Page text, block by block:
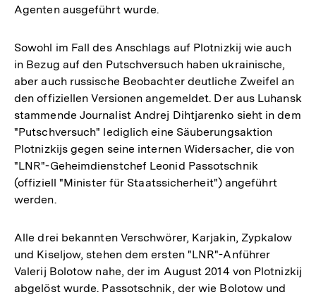
Agenten ausgeführt wurde.
Sowohl im Fall des Anschlags auf Plotnizkij wie auch
in Bezug auf den Putschversuch haben ukrainische,
aber auch russische Beobachter deutliche Zweifel an
den offiziellen Versionen angemeldet. Der aus Luhansk
stammende Journalist Andrej Dihtjarenko sieht in dem
"Putschversuch" lediglich eine Säuberungsaktion
Plotnizkijs gegen seine internen Widersacher, die von
"LNR"-Geheimdienstchef Leonid Passotschnik
(offiziell "Minister für Staatssicherheit") angeführt
werden.
Alle drei bekannten Verschwörer, Karjakin, Zypkalow
und Kiseljow, stehen dem ersten "LNR"-Anführer
Valerij Bolotow nahe, der im August 2014 von Plotnizkij
abgelöst wurde. Passotschnik, der wie Bolotow und